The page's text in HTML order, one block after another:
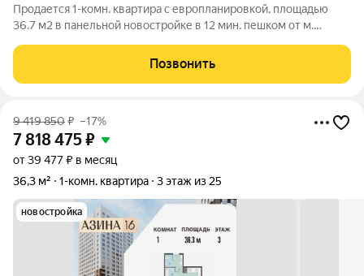
Продается 1-комн. квартира с европланировкой, площадью
36.7 м2 в панельной новостройке в 12 мин. пешком от м.
ипотечных средств, есть военная ипотека. Жилая площадь 10.2
м2, кухня 17.6 м2, отделка
Позвонить
9 419 850₽ –17%
7 818 475₽
от 39 477 ₽ в месяц
36,3 м²
1-комн. квартира 3 этаж из 25
новостройка